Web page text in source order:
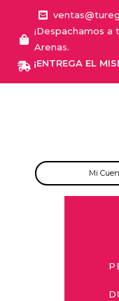
¡Despachamos a
Arenas.
¡ENTREGA EL
Mi